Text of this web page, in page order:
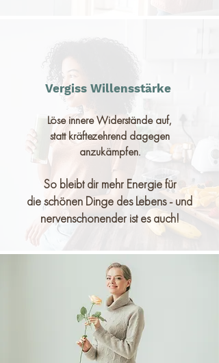
Vergiss Willensstärke
Löse innere Widerstände auf,
statt kräftezehrend dagegen
anzukämpfen.
So bleibt dir mehr Energiefür
die schönen Dinge des Lebens - und
nervenschonender ist es auch!